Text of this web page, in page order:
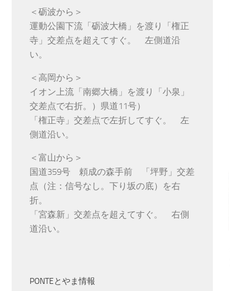
＜砺波から＞
運動公園下流「砺波大橋」を渡り「権正
寺」交差点を超えてすぐ。 左側道沿
い。
＜高岡から＞
イオン上流「南郷大橋」を渡り「小泉」
交差点で右折。）県道11号）
「権正寺」交差点で左折してすぐ。 左
側道沿い。
＜富山から＞
国道359号 頼成の森手前 「坪野」交差
点（注：信号なし。下り坂の底）を右
折。
「宮森新」交差点を超えてすぐ。 右側
道沿い。
PONTEとやま情報